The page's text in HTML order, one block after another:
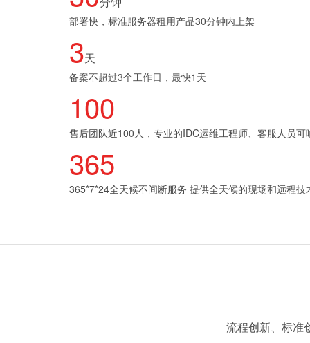
部署快，标准服务器租用产品30分钟内上架
3天
备案不超过3个工作日，最快1天
100
售后团队近100人，专业的IDC运维工程师、客服人员可
365
365*7*24全天候不间断服务 提供全天候的现场和远程技
流程创新、标准